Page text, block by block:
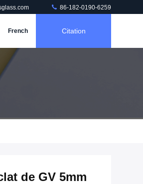
86-182-0190-6259
French Citation
de GV 5mm